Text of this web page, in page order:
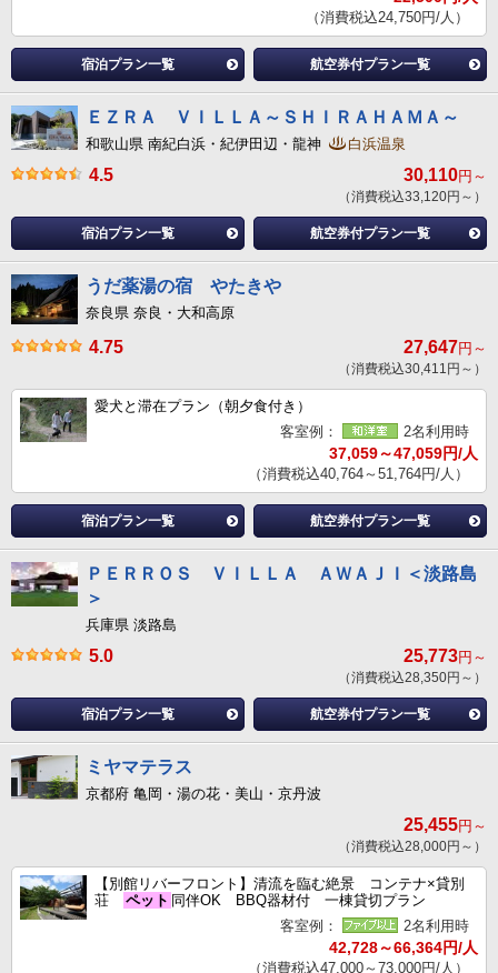
（消費税込24,750円/人）
宿泊プラン一覧 航空券付プラン一覧
ＥＺＲＡ ＶＩＬＬＡ～ＳＨＩＲＡＨＡＭＡ～
和歌山県 南紀白浜・紀伊田辺・龍神 白浜温泉
4.5 30,110円～
（消費税込33,120円～）
宿泊プラン一覧 航空券付プラン一覧
うだ薬湯の宿 やたきや
奈良県 奈良・大和高原
4.75 27,647円～
（消費税込30,411円～）
愛犬と滞在プラン（朝夕食付き）
客室例：
2名利用時
37,059～47,059円/人
（消費税込40,764～51,764円/人）
宿泊プラン一覧 航空券付プラン一覧
ＰＥＲＲＯＳ ＶＩＬＬＡ ＡＷＡＪＩ＜淡路島
＞
兵庫県 淡路島
5.0 25,773円～
（消費税込28,350円～）
宿泊プラン一覧 航空券付プラン一覧
ミヤマテラス
京都府 亀岡・湯の花・美山・京丹波
25,455円～
（消費税込28,000円～）
【別館リバーフロント】清流を臨む絶景 コンテナ×貸別
荘
ペット 同伴OK BBQ器材付 一棟貸切プラン
客室例：
2名利用時
42,728～66,364円/人
（消費税込47,000～73,000円/人）